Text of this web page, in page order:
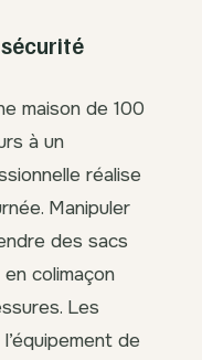
maison de 100
à un
réalise
Manipuler
des sacs
colimaçon
Les
de